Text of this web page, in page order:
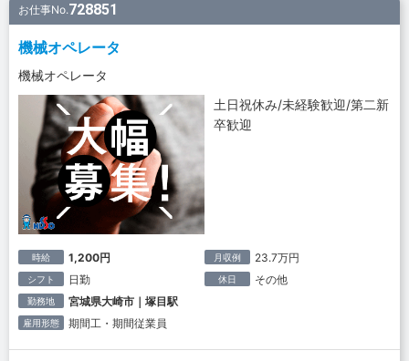
お仕事No.728851
機械オペレータ
機械オペレータ
土日祝休み/未経験歓迎/第二新
卒歓迎
時給 1,200円 月収例 23.7万円
シフト 日勤 休日 その他
勤務地 宮城県大崎市｜塚目駅
雇用形態 期間工・期間従業員